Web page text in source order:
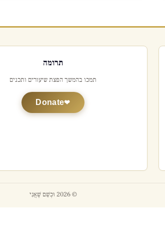
תרומה
תמכו בהמשך הפצת שיעורים ותכנים
Donate
© 2026 וּכְשֵׁם שֶׁאֲנִי